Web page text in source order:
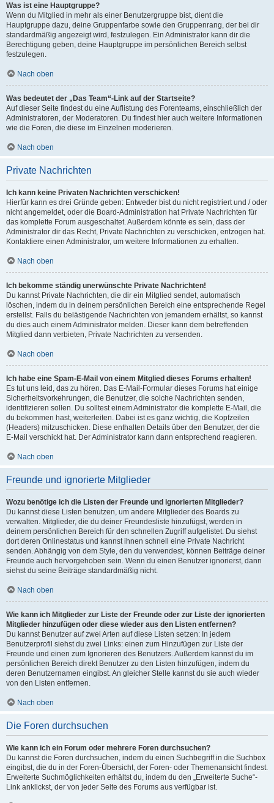
Was ist eine Hauptgruppe?
Wenn du Mitglied in mehr als einer Benutzergruppe bist, dient die
Hauptgruppe dazu, deine Gruppenfarbe sowie den Gruppenrang, der bei dir
standardmäßig angezeigt wird, festzulegen. Ein Administrator kann dir die
Berechtigung geben, deine Hauptgruppe im persönlichen Bereich selbst
festzulegen.
Nach oben
Was bedeutet der „Das Team“-Link auf der Startseite?
Auf dieser Seite findest du eine Auflistung des Forenteams, einschließlich der
Administratoren, der Moderatoren. Du findest hier auch weitere Informationen
wie die Foren, die diese im Einzelnen moderieren.
Nach oben
Private Nachrichten
Ich kann keine Privaten Nachrichten verschicken!
Hierfür kann es drei Gründe geben: Entweder bist du nicht registriert und / oder
nicht angemeldet, oder die Board-Administration hat Private Nachrichten für
das komplette Forum ausgeschaltet. Außerdem könnte es sein, dass der
Administrator dir das Recht, Private Nachrichten zu verschicken, entzogen hat.
Kontaktiere einen Administrator, um weitere Informationen zu erhalten.
Nach oben
Ich bekomme ständig unerwünschte Private Nachrichten!
Du kannst Private Nachrichten, die dir ein Mitglied sendet, automatisch
löschen, indem du in deinem persönlichen Bereich eine entsprechende Regel
erstellst. Falls du belästigende Nachrichten von jemandem erhältst, so kannst
du dies auch einem Administrator melden. Dieser kann dem betreffenden
Mitglied dann verbieten, Private Nachrichten zu versenden.
Nach oben
Ich habe eine Spam-E-Mail von einem Mitglied dieses Forums erhalten!
Es tut uns leid, das zu hören. Das E-Mail-Formular dieses Forums hat einige
Sicherheitsvorkehrungen, die Benutzer, die solche Nachrichten senden,
identifizieren sollen. Du solltest einem Administrator die komplette E-Mail, die
du bekommen hast, weiterleiten. Dabei ist es ganz wichtig, die Kopfzeilen
(Headers) mitzuschicken. Diese enthalten Details über den Benutzer, der die
E-Mail verschickt hat. Der Administrator kann dann entsprechend reagieren.
Nach oben
Freunde und ignorierte Mitglieder
Wozu benötige ich die Listen der Freunde und ignorierten Mitglieder?
Du kannst diese Listen benutzen, um andere Mitglieder des Boards zu
verwalten. Mitglieder, die du deiner Freundesliste hinzufügst, werden in
deinem persönlichen Bereich für den schnellen Zugriff aufgelistet. Du siehst
dort deren Onlinestatus und kannst ihnen schnell eine Private Nachricht
senden. Abhängig von dem Style, den du verwendest, können Beiträge deiner
Freunde auch hervorgehoben sein. Wenn du einen Benutzer ignorierst, dann
siehst du seine Beiträge standardmäßig nicht.
Nach oben
Wie kann ich Mitglieder zur Liste der Freunde oder zur Liste der ignorierten
Mitglieder hinzufügen oder diese wieder aus den Listen entfernen?
Du kannst Benutzer auf zwei Arten auf diese Listen setzen: In jedem
Benutzerprofil siehst du zwei Links: einen zum Hinzufügen zur Liste der
Freunde und einen zum Ignorieren des Benutzers. Außerdem kannst du im
persönlichen Bereich direkt Benutzer zu den Listen hinzufügen, indem du
deren Benutzernamen eingibst. An gleicher Stelle kannst du sie auch wieder
von den Listen entfernen.
Nach oben
Die Foren durchsuchen
Wie kann ich ein Forum oder mehrere Foren durchsuchen?
Du kannst die Foren durchsuchen, indem du einen Suchbegriff in die Suchbox
eingibst, die du in der Foren-Übersicht, der Foren- oder Themenansicht findest.
Erweiterte Suchmöglichkeiten erhältst du, indem du den „Erweiterte Suche“-
Link anklickst, der von jeder Seite des Forums aus verfügbar ist.